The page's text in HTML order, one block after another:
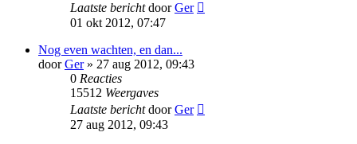
Laatste berichtdoorGer
01 okt 2012, 07:47
Nog even wachten, en dan...
doorGer» 27 aug 2012, 09:43
0 Reacties
15512 Weergaves
Laatste berichtdoorGer
27 aug 2012, 09:43